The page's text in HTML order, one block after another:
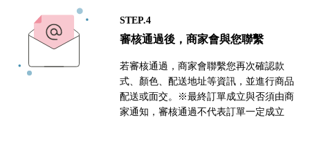
STEP.4
審核通過後，商家會與您聯繫
若審核通過，商家會聯繫您再次確認款
式、顏色、配送地址等資訊，並進行商品
配送或面交。※最終訂單成立與否須由商
家通知，審核通過不代表訂單一定成立